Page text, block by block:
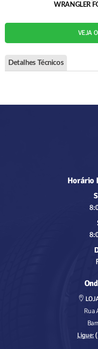
WRANGLER
VEJA
Detalhes Técnicos
Horário
Rua
Ligue: